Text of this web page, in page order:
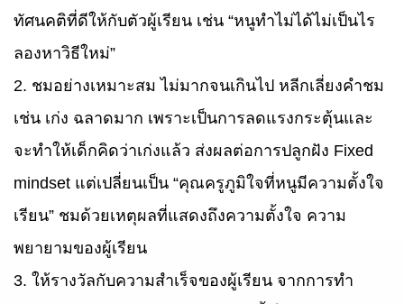
ทัศนคติที่ดีให้กับตัวผู้เรียน เช่น “หนูทำไม่ได้ไม่เป็นไร
ลองหาวิธีใหม่”
2. ชมอย่างเหมาะสม ไม่มากจนเกินไป หลีกเลี่ยงคำชม
เช่น เก่ง ฉลาดมาก เพราะเป็นการลดแรงกระตุ้นและ
จะทำให้เด็กคิดว่าเก่งแล้ว ส่งผลต่อการปลูกฝัง Fixed
mindset แต่เปลี่ยนเป็น “คุณครูภูมิใจที่หนูมีความตั้งใจ
เรียน” ชมด้วยเหตุผลที่แสดงถึงความตั้งใจ ความ
พยายามของผู้เรียน
3. ให้รางวัลกับความสำเร็จของผู้เรียน จากการทำ